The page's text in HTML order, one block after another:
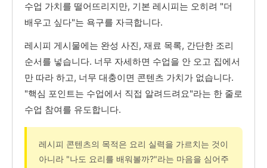
수업 가치를 떨어뜨리지만, 기본 레시피는 오히려 "더
배우고 싶다"는 욕구를 자극합니다.
레시피 게시물에는 완성 사진, 재료 목록, 간단한 조리
순서를 넣습니다. 너무 자세하면 수업을 안 오고 집에서
만 따라 하고, 너무 대충이면 콘텐츠 가치가 없습니다.
"핵심 포인트는 수업에서 직접 알려드려요"라는 한 줄로
수업 참여를 유도합니다.
레시피 콘텐츠의 목적은 요리 실력을 가르치는 것이
아니라 "나도 요리를 배워볼까?"라는 마음을 심어주